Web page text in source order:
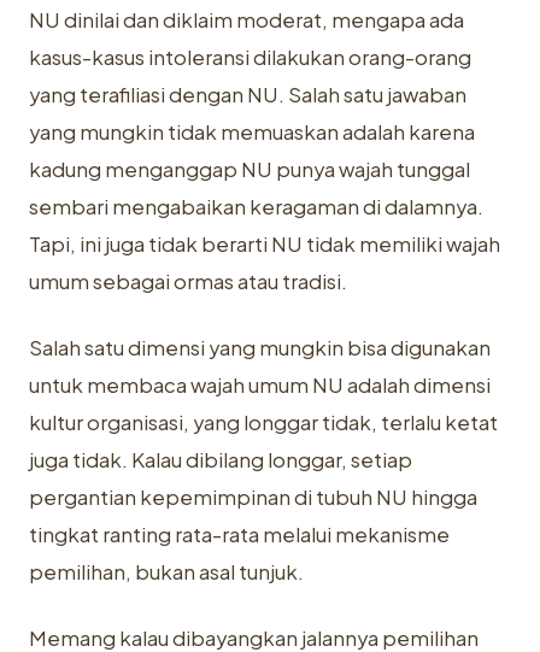
NU dinilai dan diklaim moderat, mengapa ada
kasus-kasus intoleransi dilakukan orang-orang
yang terafiliasi dengan NU. Salah satu jawaban
yang mungkin tidak memuaskan adalah karena
kadung menganggap NU punya wajah tunggal
sembari mengabaikan keragaman di dalamnya.
Tapi, ini juga tidak berarti NU tidak memiliki wajah
umum sebagai ormas atau tradisi.
Salah satu dimensi yang mungkin bisa digunakan
untuk membaca wajah umum NU adalah dimensi
kultur organisasi, yang longgar tidak, terlalu ketat
juga tidak. Kalau dibilang longgar, setiap
pergantian kepemimpinan di tubuh NU hingga
tingkat ranting rata-rata melalui mekanisme
pemilihan, bukan asal tunjuk.
Memang kalau dibayangkan jalannya pemilihan